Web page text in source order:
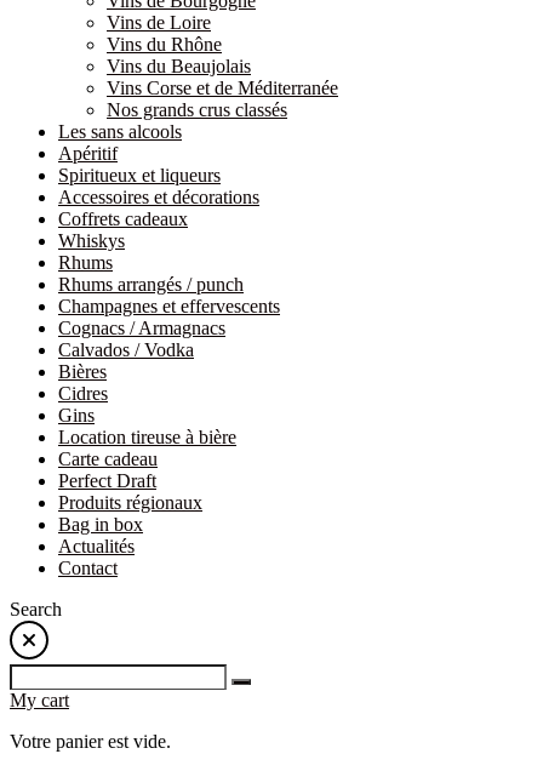
Vins de Loire
Vins du Rhône
Vins du Beaujolais
Vins Corse et de Méditerranée
Nos grands crus classés
Les sans alcools
Apéritif
Spiritueux et liqueurs
Accessoires et décorations
Coffrets cadeaux
Whiskys
Rhums
Rhums arrangés / punch
Champagnes et effervescents
Cognacs / Armagnacs
Calvados / Vodka
Bières
Cidres
Gins
Location tireuse à bière
Carte cadeau
Perfect Draft
Produits régionaux
Bag in box
Actualités
Contact
Search
My cart
Votre panier est vide.